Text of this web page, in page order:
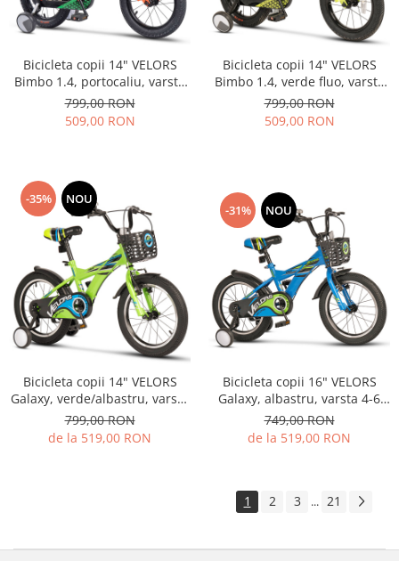
Bicicleta copii 14" VELORS
Bimbo 1.4, portocaliu, varsta
3-5 ani
799,00 RON
509,00 RON
Bicicleta copii 14" VELORS
Bimbo 1.4, verde fluo, varsta
3-5 ani
799,00 RON
509,00 RON
-35% NOU
Bicicleta copii 14" VELORS
Galaxy, verde/albastru, varsta
3-5 ani
799,00 RON
de la 519,00 RON
-31% NOU
Bicicleta copii 16" VELORS
Galaxy, albastru, varsta 4-6
ani
749,00 RON
de la 519,00 RON
1 2 3 ... 21